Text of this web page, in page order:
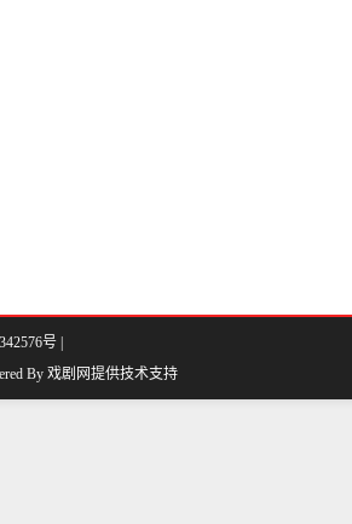
号 |
By 戏剧网提供技术支持